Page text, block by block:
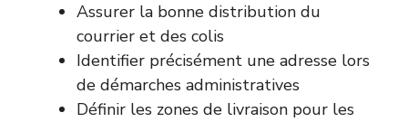
Assurer la bonne distribution du
courrier et des colis
Identifier précisément une adresse lors
de démarches administratives
Définir les zones de livraison pour les